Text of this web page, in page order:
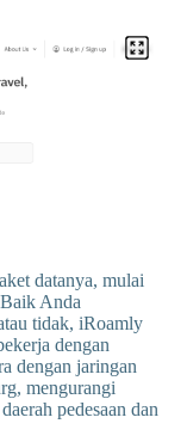
datanya, mulai
Anda
tidak, iRoamly
dengan
dengan jaringan
mengurangi
pedesaan dan